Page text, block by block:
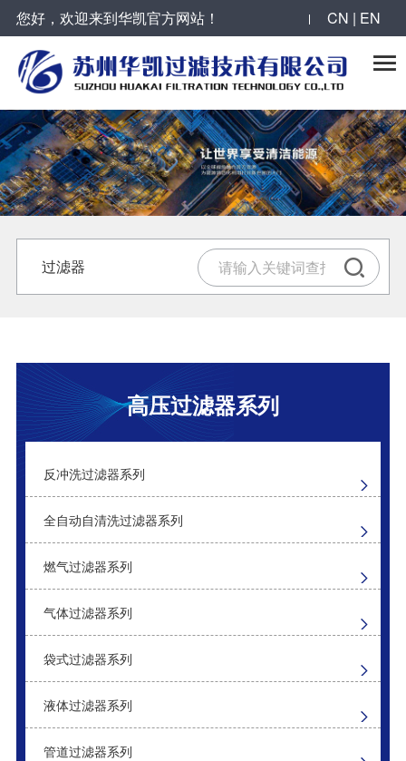
您好，欢迎来到华凯官方网站！ CN | EN

过滤器
气体过滤器
袋式过滤器
自清洗过滤器
高压过滤器系列
反冲洗过滤器系列
全自动自清洗过滤器系列
燃气过滤器系列
气体过滤器系列
袋式过滤器系列
液体过滤器系列
管道过滤器系列